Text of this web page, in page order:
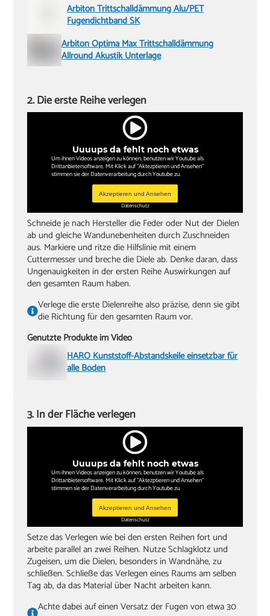
Arbiton Trittschalldämmung Alu/PET
Fugendichtband SK
Arbiton Optima Max Trittschalldämmung
Allround Akustik Unterlage
Uuuups da fehlt noch etwas
Um ihnen Videos anzeigen zu können, benutzen wir Youtube als
Drittanbietersoftware. Mit Klick auf "Aktezptieren und Ansehen"
stimmen sie der Datenverarbeitung durch Youtube zu.
Akzeptieren und Ansehen
Datenschutz
2. Die erste Reihe verlegen
Schneide je nach Hersteller die Feder oder Nut der Dielen
ab und gleiche Wandunebenheiten durch Zuschneiden
aus. Markiere und ritze die Hilfslinie mit einem
Cuttermesser und breche die Diele ab. Denke daran, dass
Ungenauigkeiten in der ersten Reihe Auswirkungen auf
den gesamten Raum haben.
Verlege die erste Dielenreihe also präzise, denn sie gibt
die Richtung für den gesamten Raum vor.
Genutzte Produkte im Video
HARO Kunststoff-Abstandskeile einsetzbar für
alle Böden
Uuuups da fehlt noch etwas
Um ihnen Videos anzeigen zu können, benutzen wir Youtube als
Drittanbietersoftware. Mit Klick auf "Aktezptieren und Ansehen"
stimmen sie der Datenverarbeitung durch Youtube zu.
Akzeptieren und Ansehen
Datenschutz
3. In der Fläche verlegen
Setze das Verlegen wie bei den ersten Reihen fort und
arbeite parallel an zwei Reihen. Nutze Schlagklotz und
Zugeisen, um die Dielen, besonders in Wandnähe, zu
schließen. Schließe das Verlegen eines Raums am selben
Tag ab, da das Material über Nacht arbeiten kann.
Achte dabei auf einen Versatz der Fugen von etwa 30